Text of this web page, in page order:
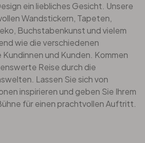
ein liebliches Gesicht. Unsere
Wandstickern, Tapeten,
Buchstabenkunst und vielem
wie die verschiedenen
und Kunden. Kommen
Reise durch die
Lassen Sie sich von
inspirieren und geben Sie Ihrem
für einen prachtvollen Auftritt.